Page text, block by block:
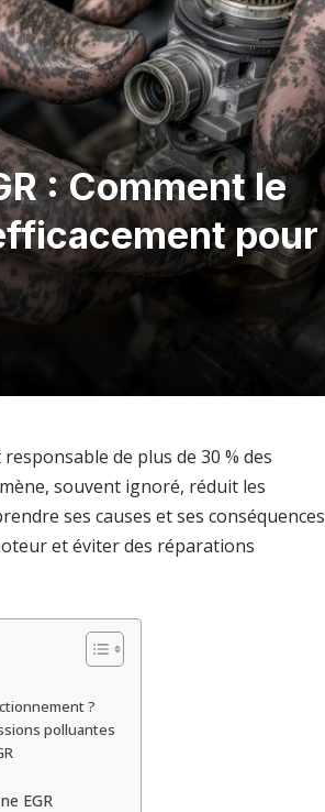
: Comment le
pour
de plus de 30 % des
souvent ignoré, réduit les
ses causes et ses conséquences
et éviter des réparations
?
polluantes
EGR